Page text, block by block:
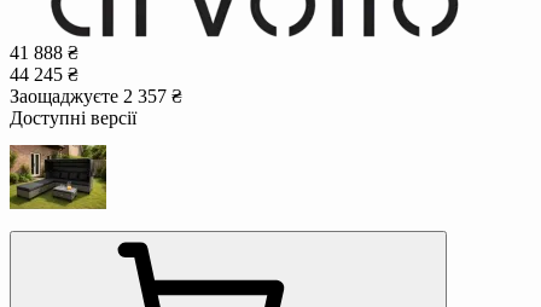
41 888 ₴
44 245 ₴
Заощаджуєте 2 357 ₴
Доступні версії